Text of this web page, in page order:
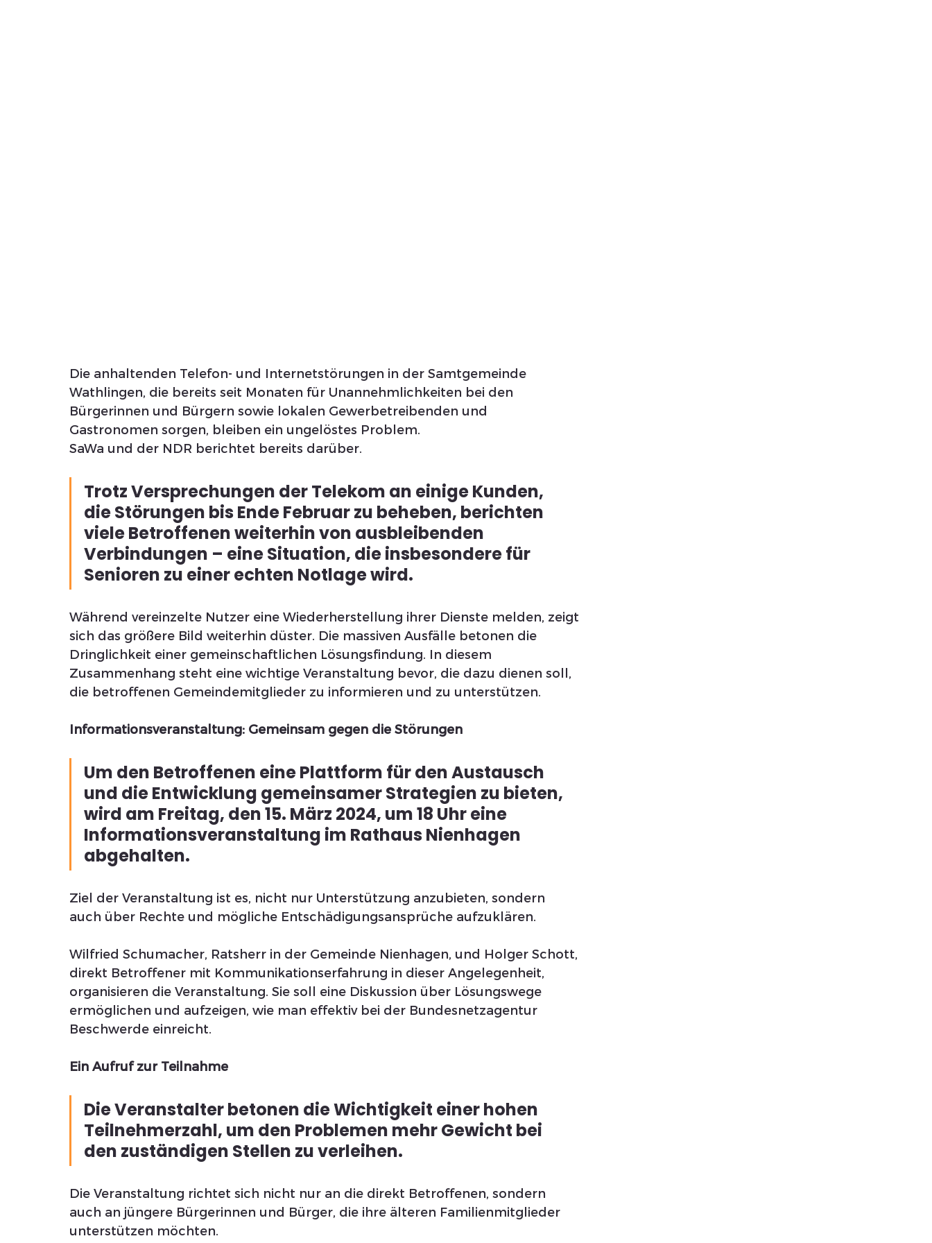
Die anhaltenden Telefon- und Internetstörungen in der Samtgemeinde
Wathlingen, die bereits seit Monaten für Unannehmlichkeiten bei den
Bürgerinnen und Bürgern sowie lokalen Gewerbetreibenden und
Gastronomen sorgen, bleiben ein ungelöstes Problem.
SaWa und der NDR berichtet bereits darüber.
Trotz Versprechungen der Telekom an einige Kunden,
die Störungen bis Ende Februar zu beheben, berichten
viele Betroffenen weiterhin von ausbleibenden
Verbindungen – eine Situation, die insbesondere für
Senioren zu einer echten Notlage wird.
Während vereinzelte Nutzer eine Wiederherstellung ihrer Dienste melden, zeigt
sich das größere Bild weiterhin düster. Die massiven Ausfälle betonen die
Dringlichkeit einer gemeinschaftlichen Lösungsfindung. In diesem
Zusammenhang steht eine wichtige Veranstaltung bevor, die dazu dienen soll,
die betroffenen Gemeindemitglieder zu informieren und zu unterstützen.
Informationsveranstaltung: Gemeinsam gegen die Störungen
Um den Betroffenen eine Plattform für den Austausch
und die Entwicklung gemeinsamer Strategien zu bieten,
wird am Freitag, den 15. März 2024, um 18 Uhr eine
Informationsveranstaltung im Rathaus Nienhagen
abgehalten.
Ziel der Veranstaltung ist es, nicht nur Unterstützung anzubieten, sondern
auch über Rechte und mögliche Entschädigungsansprüche aufzuklären.
Wilfried Schumacher, Ratsherr in der Gemeinde Nienhagen, und Holger Schott,
direkt Betroffener mit Kommunikationserfahrung in dieser Angelegenheit,
organisieren die Veranstaltung. Sie soll eine Diskussion über Lösungswege
ermöglichen und aufzeigen, wie man effektiv bei der Bundesnetzagentur
Beschwerde einreicht.
Ein Aufruf zur Teilnahme
Die Veranstalter betonen die Wichtigkeit einer hohen
Teilnehmerzahl, um den Problemen mehr Gewicht bei
den zuständigen Stellen zu verleihen.
Die Veranstaltung richtet sich nicht nur an die direkt Betroffenen, sondern
auch an jüngere Bürgerinnen und Bürger, die ihre älteren Familienmitglieder
unterstützen möchten.